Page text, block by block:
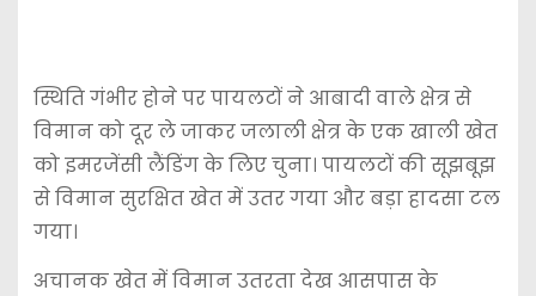
स्थिति गंभीर होने पर पायलटों ने आबादी वाले क्षेत्र से
विमान को दूर ले जाकर जलाली क्षेत्र के एक खाली खेत
को इमरजेंसी लैंडिंग के लिए चुना। पायलटों की सूझबूझ
से विमान सुरक्षित खेत में उतर गया और बड़ा हादसा टल
गया।
अचानक खेत में विमान उतरता देख आसपास के